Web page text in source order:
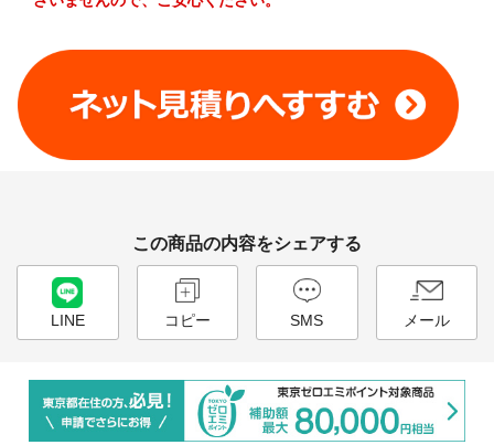
この商品の内容をシェアする
LINE コピー SMS メール